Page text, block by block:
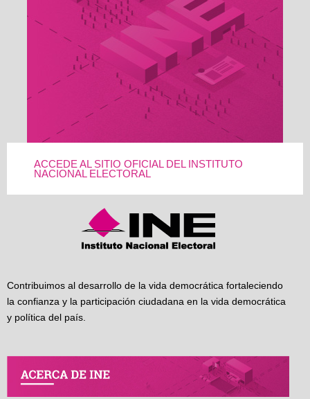
ACCEDE AL SITIO OFICIAL DEL INSTITUTO
NACIONAL ELECTORAL
Contribuimos al desarrollo de la vida democrática fortaleciendo
la confianza y la participación ciudadana en la vida democrática
y política del país.